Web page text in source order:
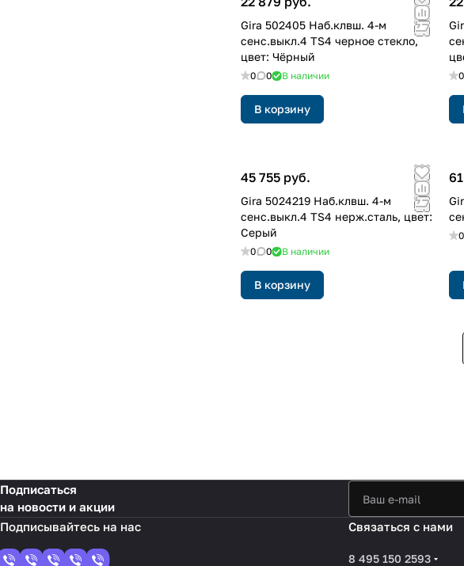
Gira 502405 Наб.клвш. 4-м
сенс.выкл.4 TS4 черное стекло,
цвет: Чёрный
0 0 В наличии
В корзину
0
45 755 руб.
Gira 5024219 Наб.клвш. 4-м
сенс.выкл.4 TS4 нерж.сталь, цвет:
Серый
0 0 В наличии
В корзину
0
Подписаться
на новости и акции
Связаться с нами
8 495 150 2593